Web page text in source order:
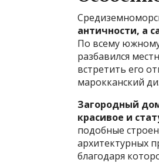
античности, а
По всему
разбавился
встретить его
марокканский
Загородный
красивое и
подобные
архитектурных
благодаря